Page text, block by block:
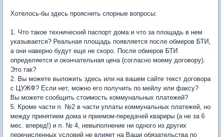
Хотелось-бы здесь прояснить спорные вопросы:
1. Что такое технический паспорт дома и что за площадь в нем
указывается? Реальная площадь появляется после обмеров БТИ,
а они наверно будут еще не скоро. После обмеров БТИ
определяется и окончательная цена (согласно моему договору).
Это так?
2. Вы можете выложить здесь или на вашем сайте текст договора
с ЦУЖФ? Если нет, можно его получить по мейлу или факсу?
Вы можете сообщить стоимость коммунальных платежей?
5. Кроме части п. №2 в части уплаты коммунальных платежей, но
между принятием дома и приемом-передачей квариры (а не за 6
мес. вперед!) и п. № 4, невыполнение ни одного из других
перечисленных условий не влияет на Ваши обязательства по